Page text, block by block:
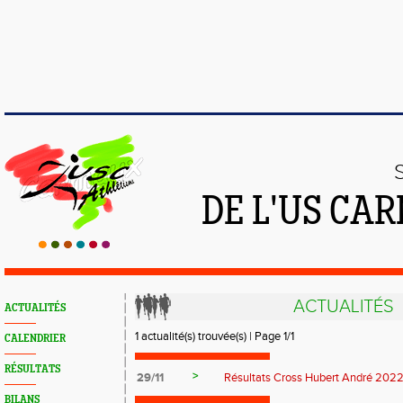
DE L'US
ACTUALITÉS
CALENDRIER
RÉSULTATS
BILANS
ACTUALITÉS
1 actualité(s) trouvée(s) | Page 1/1
29/11 > Résultats Cross Hubert André 2022